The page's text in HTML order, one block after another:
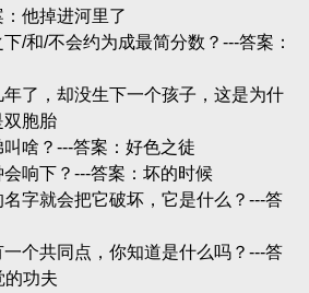
他掉进河里了
/和/不会约为成最简分数？---答案：
了，却没生下一个孩子，这是为什
双胞胎
啥？---答案：好色之徒
响下？---答案：坏的时候
字就会把它破坏，它是什么？---答
个共同点，你知道是什么吗？---答
的功夫